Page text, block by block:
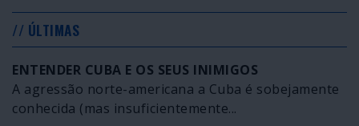
// ÚLTIMAS
ENTENDER CUBA E OS SEUS INIMIGOS
A agressão norte-americana a Cuba é sobejamente
conhecida (mas insuficientemente...